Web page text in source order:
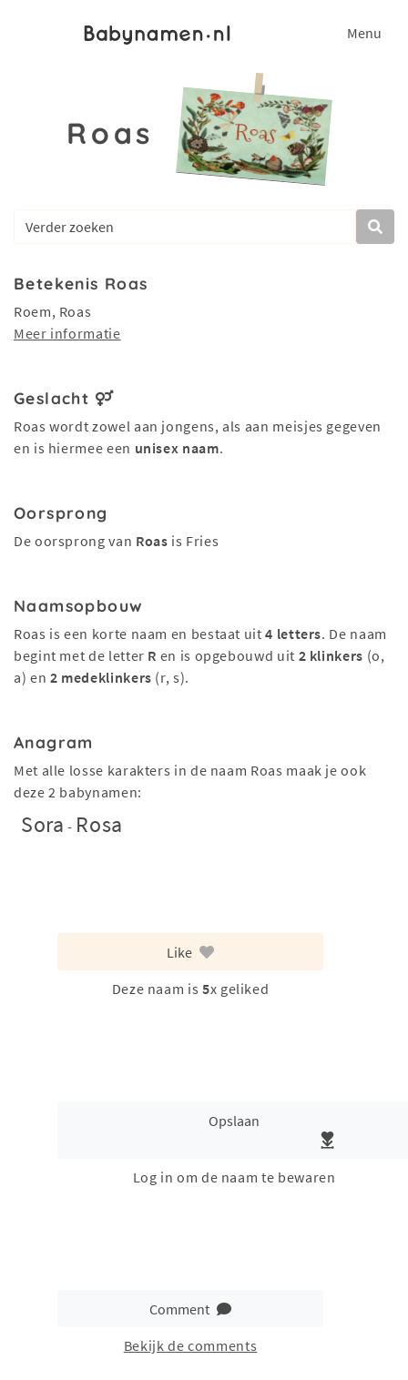
Menu
Roas
Betekenis Roas
Roem, Roas
Meer informatie
Geslacht
Roas wordt zowel aan jongens, als aan meisjes gegeven
en is hiermee een unisex naam.
Oorsprong
De oorsprong van Roas is Fries
Naamsopbouw
Roas is een korte naam en bestaat uit4 letters. De naam
begint met de letter R en is opgebouwd uit 2 klinkers (o,
a) en 2 medeklinkers (r, s).
Anagram
Met alle losse karakters in de naam Roas maak je ook
deze 2 babynamen:
Sora - Rosa
Like
Deze naam is 5x geliked
Opslaan
Log in om de naam te bewaren
Comment
Bekijk de comments